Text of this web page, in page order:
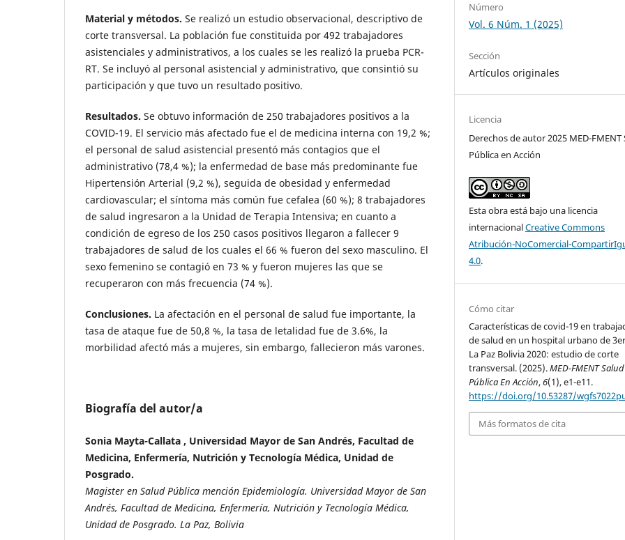
Material y métodos. Se realizó un estudio observacional, descriptivo de
corte transversal. La población fue constituida por 492 trabajadores
asistenciales y administrativos, a los cuales se les realizó la prueba PCR-
RT. Se incluyó al personal asistencial y administrativo, que consintió su
participación y que tuvo un resultado positivo.
Resultados. Se obtuvo información de 250 trabajadores positivos a la
COVID-19. El servicio más afectado fue el de medicina interna con 19,2 %;
el personal de salud asistencial presentó más contagios que el
administrativo (78,4 %); la enfermedad de base más predominante fue
Hipertensión Arterial (9,2 %), seguida de obesidad y enfermedad
cardiovascular; el síntoma más común fue cefalea (60 %); 8 trabajadores
de salud ingresaron a la Unidad de Terapia Intensiva; en cuanto a
condición de egreso de los 250 casos positivos llegaron a fallecer 9
trabajadores de salud de los cuales el 66 % fueron del sexo masculino. El
sexo femenino se contagió en 73 % y fueron mujeres las que se
recuperaron con más frecuencia (74 %).
Conclusiones. La afectación en el personal de salud fue importante, la
tasa de ataque fue de 50,8 %, la tasa de letalidad fue de 3.6%, la
morbilidad afectó más a mujeres, sin embargo, fallecieron más varones.
Biografía del autor/a
Sonia Mayta-Callata , Universidad Mayor de San Andrés, Facultad de
Medicina, Enfermería, Nutrición y Tecnología Médica, Unidad de
Posgrado.
Magister en Salud Pública mención Epidemiología. Universidad Mayor de San
Andrés, Facultad de Medicina, Enfermería, Nutrición y Tecnología Médica,
Unidad de Posgrado. La Paz, Bolivia
Número
Vol. 6 Núm. 1 (2025)
Sección
Artículos originales
Licencia
Derechos de autor 2025 MED-FMENT
Pública en Acción
Esta obra está bajo una licencia
internacionalCreative Commons
Atribución-NoComercial-
4.0.
Cómo citar
Características de covid-19 en
de salud en un hospital urbano de
La Paz Bolivia 2020: estudio de corte
transversal. (2025).MED-FMENT Salud
Pública En Acción,6(1), e1-e11.
https://doi.org/10.53287/
Más formatos de cita